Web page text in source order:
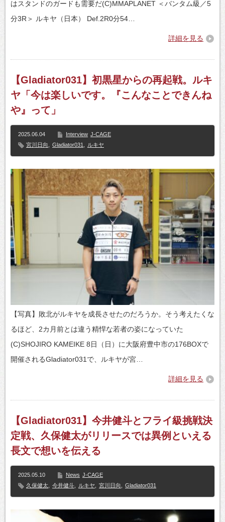
はスタンドのガードも需要だ(C)MMAPLANET ＜バンタム級／5
分3R＞ ルキヤ（日本） Def.2R0分54…
詳細を見る
【Gladiator031】初黒星からの再起戦。ルキ
ヤ「今は楽しいです。『こんなことできんね
や』って」
2025.06.04 Interview J-CAGE
宮川日向
Gladiator031 ルキヤ
【写真】敗北がルキヤを成長させたのだろうか。そう考えたくな
るほど、2カ月前とは違う精悍な若者の姿になっていた
(C)SHOJIRO KAMEIKE 8日（日）に大阪府豊中市の176BOXで
開催されるGladiator031で、ルキヤが宮…
詳細を見る
【Gladiator031】今井健斗とフライ級挑戦決
定戦、久保健太がリリースでは異例といえる
長文で想いを伝える
2025.05.10 News J-CAGE
久保健太
今井健斗 ルキヤ 宮川日向 Gladiator031